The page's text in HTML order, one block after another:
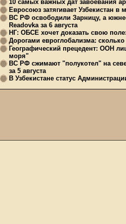
10 самых важных дат завоевания
Евросоюз затягивает Узбекистан
ВС РФ освободили Зарницу, а
Readovka за 6 августа
НГ: ОБСЕ хочет доказать свою
Дорогами евроглобализма:
Географический прецедент: ООН
моря"
ВС РФ сжимают "полукотел" на
за 5 августа
В Узбекистане статус